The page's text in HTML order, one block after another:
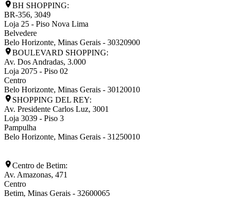
BH SHOPPING:
BR-356, 3049
Loja 25 - Piso Nova Lima
Belvedere
Belo Horizonte, Minas Gerais - 30320900
BOULEVARD SHOPPING:
Av. Dos Andradas, 3.000
Loja 2075 - Piso 02
Centro
Belo Horizonte, Minas Gerais - 30120010
SHOPPING DEL REY:
Av. Presidente Carlos Luz, 3001
Loja 3039 - Piso 3
Pampulha
Belo Horizonte, Minas Gerais - 31250010
Centro de Betim:
Av. Amazonas, 471
Centro
Betim, Minas Gerais - 32600065